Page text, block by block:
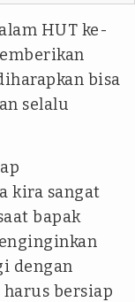
HUT ke-
bisa
selalu
kira sangat
bapak
dengan
bersiap